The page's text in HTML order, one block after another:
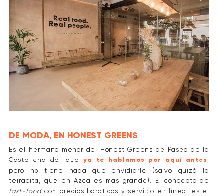
DE MODA, EN HONEST GREENS
Es el hermano menor del Honest Greens de Paseo de la
Castellana del queya te hablamos por aquí antes
pero no tiene nada que envidiarle (salvo quizá la
terracita, que en Azca es más grande). El concepto de
fast-foodcon precios baraticos y servicio en línea, es el